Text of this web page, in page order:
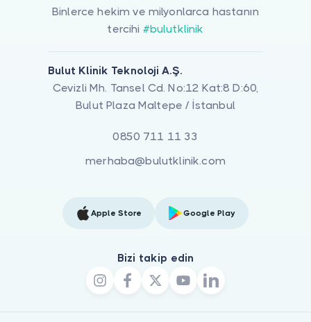
Binlerce hekim ve milyonlarca hastanın
tercihi #bulutklinik
Bulut Klinik Teknoloji A.Ş.
Cevizli Mh. Tansel Cd. No:12 Kat:8 D:60,
Bulut Plaza Maltepe / İstanbul
0850 711 11 33
merhaba@bulutklinik.com
Apple Store Google Play
Bizi takip edin